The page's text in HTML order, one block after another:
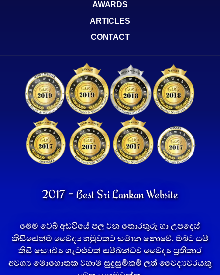
AWARDS
ARTICLES
CONTACT
2017 - Best Sri Lankan Website
මෙම වෙබ් අඩවියේ පල වන තොරතුරු හා උපදෙස්
කිසිසේත්ම වෛද්‍ය හමුවකට සමාන නොවේ. ඔබට යම්
කිසි සෞඛ්‍ය ගැටළුවක් සම්බන්ධව වෛද්‍ය ප්‍රතිකාර
අවශ්‍ය මොහොතක වහාම සුදුසුම්කම් ලත් වෛද්‍යවරයකු